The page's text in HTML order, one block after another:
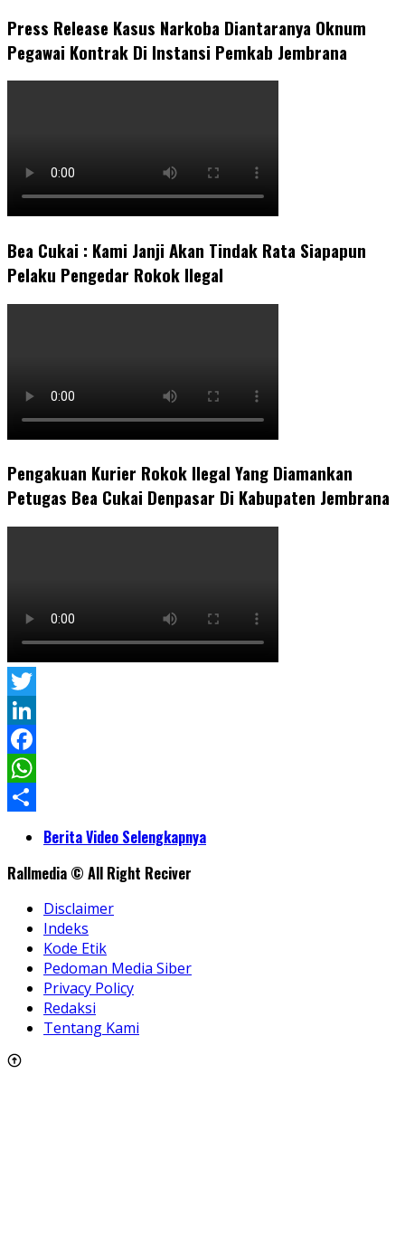
Press Release Kasus Narkoba Diantaranya Oknum
Pegawai Kontrak Di Instansi Pemkab Jembrana
Bea Cukai : Kami Janji Akan Tindak Rata Siapapun
Pelaku Pengedar Rokok Ilegal
Pengakuan Kurier Rokok Ilegal Yang Diamankan
Petugas Bea Cukai Denpasar Di Kabupaten Jembrana
Twitter
LinkedIn
Facebook
WhatsApp
ShareBerita Video Selengkapnya
Rallmedia © All Right Reciver
Disclaimer
Indeks
Kode Etik
Pedoman Media Siber
Privacy Policy
Redaksi
Tentang Kami